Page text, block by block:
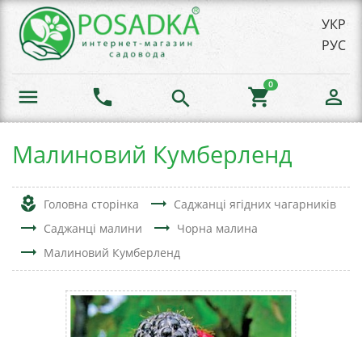
УКР
РУС
menu phone search shopping_cart
0
person_outline
Малиновий Кумберленд
local_florist Головна сторінка trending_flat Саджанці ягідних чагарників
trending_flat Саджанці малини trending_flat Чорна малина
trending_flat Малиновий Кумберленд